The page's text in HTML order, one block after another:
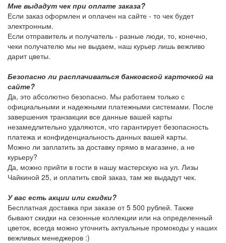
Мне выдадут чек при оплате заказа?
Если заказ оформлен и оплачен на сайте - то чек будет
электронным.
Если отправитель и получатель - разные люди, то, конечно,
чеки получателю мы не выдаем, наш курьер лишь вежливо
дарит цветы.
Безопасно ли расплачиваться банковской карточкой на
сайте?
Да, это абсолютно безопасно. Мы работаем только с
официальными и надежными платежными системами. После
завершения транзакции все данные вашей карты
незамедлительно удаляются, что гарантирует безопасность
платежа и конфиденциальность данных вашей карты.
Можно ли заплатить за доставку прямо в магазине, а не
курьеру?
Да, можно прийти в гости в нашу мастерскую на ул. Лизы
Чайкиной 25, и оплатить свой заказ, там же выдадут чек.
У вас есть акции или скидки?
Бесплатная доставка при заказе от 5 500 рублей. Также
бывают скидки на сезонные коллекции или на определенный
цветок, всегда можно уточнить актуальные промокоды у наших
вежливых менеджеров :)